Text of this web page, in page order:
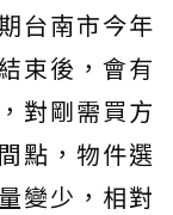
台南市今年
束後，會有
對剛需買方
點，物件選
變少，相對